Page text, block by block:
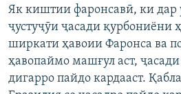
ҷусторФАРҲАНГ
МЕҲМОНИ ОЗОДӢ
ВАРЗИШ
НАЗАРИ МАРДУМ
БЛОГИСТОН
ОЗОДӢ ОНЛАЙН
ЧАНДРАСОНАӢ
ВИДЕО
НИГОРИСТОН
РӮЙХАТҲО
КИТОБҲОИ ОЗОДӢ
Як киштии фаронсавӣ, ки дар
ҷустуҷӯи ҷасади қурбониёни
ширкати ҳавоии Фаронса ва
ҳавопаймо машғул аст,
дигарро пайдо кардааст.